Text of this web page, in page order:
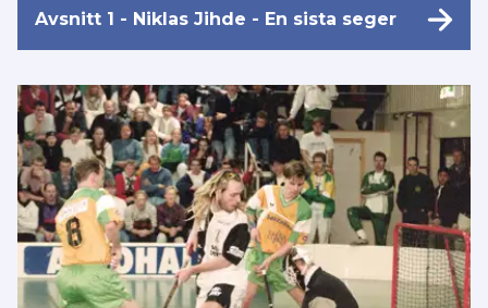
Avsnitt 1 - Niklas Jihde - En sista seger